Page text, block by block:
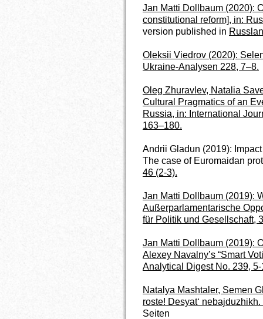
Jan Matti Dollbaum (2020):
constitutional reform], in:
version published in
Oleksii Viedrov (2020):
Ukraine-Analysen 228, 7–8.
Oleg Zhuravlev, Natalia
Cultural Pragmatics of an
Russia, in: International
163–180.
Andrii Gladun (2019):
The case of Euromaidan
46 (2-3).
Jan Matti Dollbaum (2019):
Außerparlamentarische
für Politik und Gesellschaft,
Jan Matti Dollbaum (2019):
Alexey Navalny’s “Smart
Analytical Digest No. 239, 5-
Natalya Mashtaler, Semen
roste! Desyat‘
Seiten